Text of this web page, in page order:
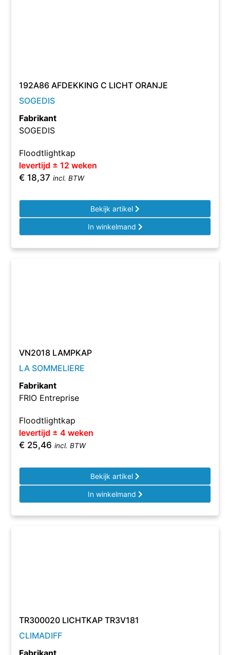
192A86 AFDEKKING C LICHT ORANJE
SOGEDIS
Fabrikant
SOGEDIS
Floodtlightkap
levertijd ± 12 weken
€ 18,37 incl. BTW
Bekijk artikel
In winkelmand
VN2018 LAMPKAP
LA SOMMELIERE
Fabrikant
FRIO Entreprise
Floodtlightkap
levertijd ± 4 weken
€ 25,46 incl. BTW
Bekijk artikel
In winkelmand
TR300020 LICHTKAP TR3V181
CLIMADIFF
Fabrikant